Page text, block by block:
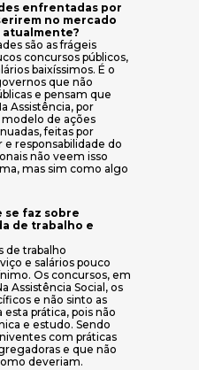
enfrentadas por
no mercado
são as frágeis
concursos públicos,
baixíssimos. É o
que não
e pensam que
Assistência, por
de ações
feitas por
responsabilidade do
não veem isso
mas sim como algo
se faz sobre
de trabalho e
de trabalho
e salários pouco
Os concursos, em
Assistência Social, os
e não sinto as
prática, pois não
e estudo. Sendo
com práticas
e que não
deveriam.